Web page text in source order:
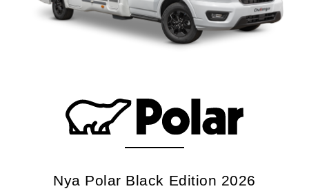
Nya Polar Black Edition 2026